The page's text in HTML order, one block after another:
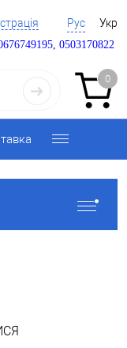
Рус Укр
0503170822
0